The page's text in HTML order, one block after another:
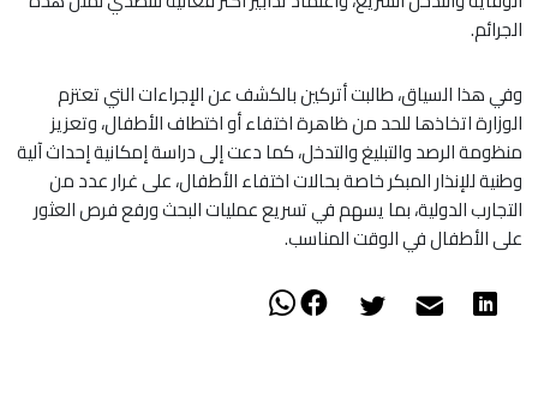
الجرائم.
وفي هذا السياق، طالبت أتركين بالكشف عن الإجراءات التي تعتزم
الوزارة اتخاذها للحد من ظاهرة اختفاء أو اختطاف الأطفال، وتعزيز
منظومة الرصد والتبليغ والتدخل، كما دعت إلى دراسة إمكانية إحداث آلية
وطنية للإنذار المبكر خاصة بحالات اختفاء الأطفال، على غرار عدد من
التجارب الدولية، بما يسهم في تسريع عمليات البحث ورفع فرص العثور
على الأطفال في الوقت المناسب.